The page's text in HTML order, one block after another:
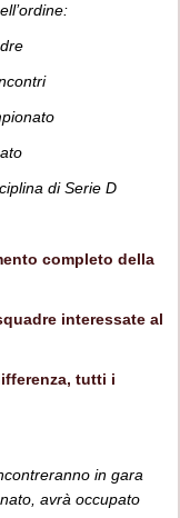
di Serie D
completo della
interessate al
tutti i
in gara
avrà occupato